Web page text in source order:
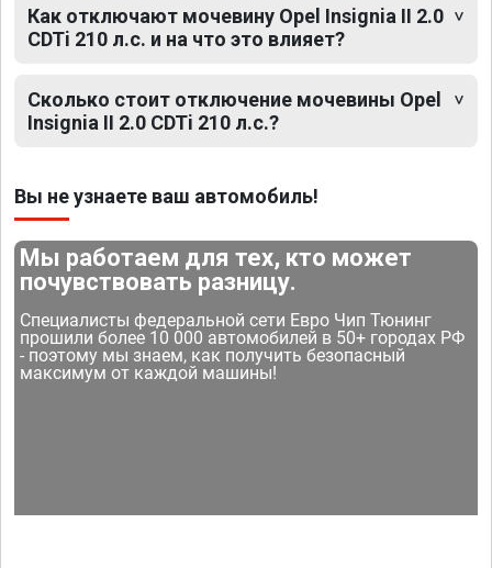
Как отключают мочевину Opel Insignia II 2.0
CDTi 210 л.с. и на что это влияет?
Сколько стоит отключение мочевины Opel
Insignia II 2.0 CDTi 210 л.с.?
Вы не узнаете ваш автомобиль!
Мы работаем для тех, кто может
почувствовать разницу.
Специалисты федеральной сети Евро Чип Тюнинг
прошили более 10 000 автомобилей в 50+ городах РФ
- поэтому мы знаем, как получить безопасный
максимум от каждой машины!